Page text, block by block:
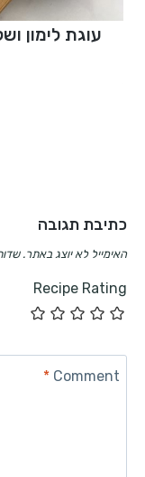
עוגת לימון
כתיבת תגובה
האימייל לא יוצג באתר.
Recipe Rating
Comment
*